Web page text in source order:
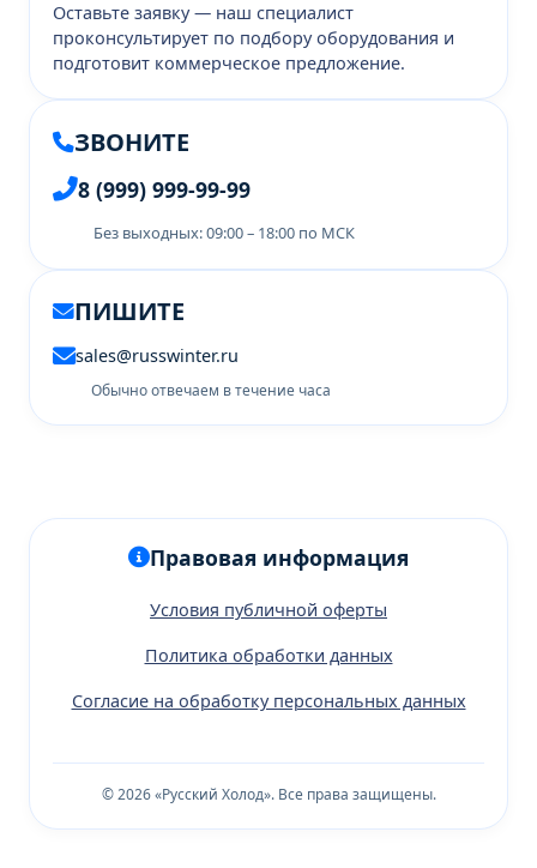
Оставьте заявку — наш специалист
проконсультирует по подбору оборудования и
подготовит коммерческое предложение.
ЗВОНИТЕ
8 (999) 999-99-99
Без выходных: 09:00 – 18:00 по МСК
ПИШИТЕ
sales@russwinter.ru
Обычно отвечаем в течение часа
Правовая информация
Условия публичной оферты
Политика обработки данных
Согласие на обработку персональных данных
© 2026 «Русский Холод». Все права защищены.